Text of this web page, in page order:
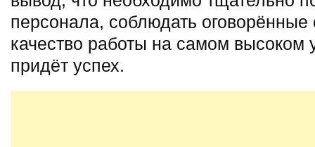
персонала, соблюдать оговорённые
качество работы на самом высоком
придёт успех.